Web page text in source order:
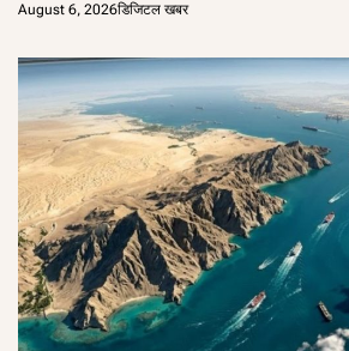
August 6, 2026डिजिटल खबर